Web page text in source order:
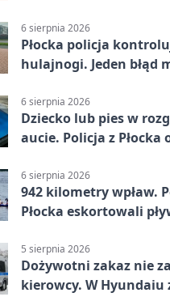
6 sierpnia 2026
Płocka policja
hulajnogi. Jeden błąd
6 sierpnia 2026
Dziecko lub pies w
aucie. Policja z Płocka
6 sierpnia 2026
942 kilometry wpław.
Płocka eskortowali
5 sierpnia 2026
Dożywotni zakaz nie
kierowcy. W Hyundaiu